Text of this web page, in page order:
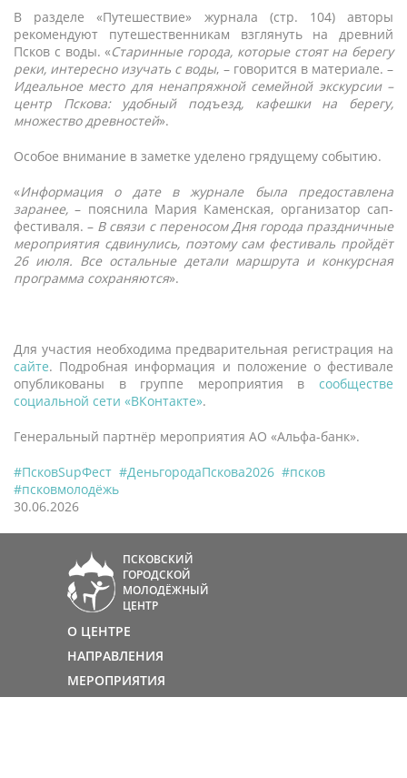
В разделе «Путешествие» журнала (стр. 104) авторы
рекомендуют путешественникам взглянуть на древний
Псков с воды. «Старинные города, которые стоят на берегу
реки, интересно изучать с воды, – говорится в материале. –
Идеальное место для ненапряжной семейной экскурсии –
центр Пскова: удобный подъезд, кафешки на берегу,
множество древностей».
Особое внимание в заметке уделено грядущему событию.
«Информация о дате в журнале была предоставлена
заранее, – пояснила Мария Каменская, организатор сап-
фестиваля. – В связи с переносом Дня города праздничные
мероприятия сдвинулись, поэтому сам фестиваль пройдёт
26 июля. Все остальные детали маршрута и конкурсная
программа сохраняются».
Для участия необходима предварительная регистрация на
сайте. Подробная информация и положение о фестивале
опубликованы в группе мероприятия в сообществе
социальной сети «ВКонтакте».
Генеральный партнёр мероприятия АО «Альфа-банк».
#ПсковSupФест #ДеньгородаПскова2026 #псков
#псковмолодёжь
30.06.2026
ПСКОВСКИЙ
ГОРОДСКОЙ
МОЛОДЁЖНЫЙ
ЦЕНТР
О ЦЕНТРЕ
НАПРАВЛЕНИЯ
МЕРОПРИЯТИЯ